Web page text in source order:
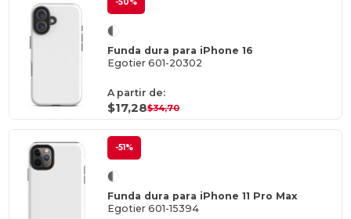
-50%
Funda dura para iPhone 16
Egotier 601-20302
A partir de:
$17,28$34,70
-51%
Funda dura para iPhone 11 Pro Max
Egotier 601-15394